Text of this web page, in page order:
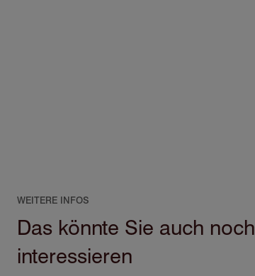
WEITERE INFOS
Das könnte Sie auch noch
interessieren